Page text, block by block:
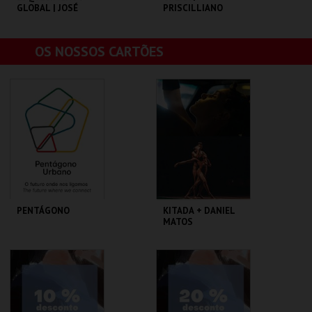
GLOBAL | JOSÉ
C. CULTURAL VILA
COMPRAR
PRISCILLIANO
C. CULTURAL VILA
MAIS INFO
OS NOSSOS CARTÕES
PENTÁGONO
URBANO
AQUISIÇÃO
MAIS INFO
KITADA + DANIEL
MATOS
AQUISIÇÃO
MAIS INFO